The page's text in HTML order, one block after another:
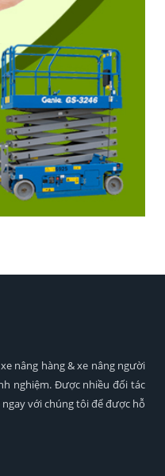
nâng hàng & xe nâng người
nghiệm. Được nhiều đối tác
với chúng tôi để được hỗ